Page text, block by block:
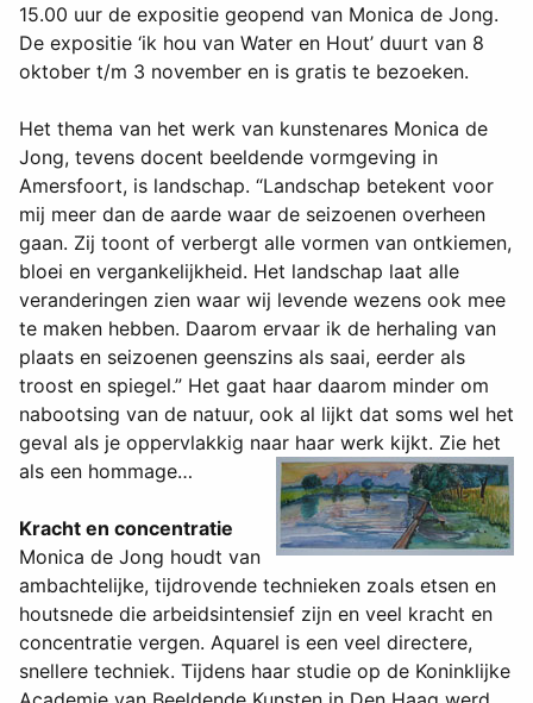
15.00 uur de expositie geopend van Monica de Jong.
De expositie ‘ik hou van Water en Hout’ duurt van 8
oktober t/m 3 november en is gratis te bezoeken.
Het thema van het werk van kunstenares Monica de
Jong, tevens docent beeldende vormgeving in
Amersfoort, is landschap. “Landschap betekent voor
mij meer dan de aarde waar de seizoenen overheen
gaan. Zij toont of verbergt alle vormen van ontkiemen,
bloei en vergankelijkheid. Het landschap laat alle
veranderingen zien waar wij levende wezens ook mee
te maken hebben. Daarom ervaar ik de herhaling van
plaats en seizoenen geenszins als saai, eerder als
troost en spiegel.” Het gaat haar daarom minder om
nabootsing van de natuur, ook al lijkt dat soms wel het
geval als je oppervlakkig naar haar werk kijkt. Zie het
als een hommage…
Kracht en concentratie
Monica de Jong houdt van
ambachtelijke, tijdrovende technieken zoals etsen en
houtsnede die arbeidsintensief zijn en veel kracht en
concentratie vergen. Aquarel is een veel directere,
snellere techniek. Tijdens haar studie op de Koninklijke